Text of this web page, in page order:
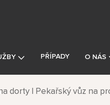
PŘÍPADY O NÁS
dorty | Pekařský vůz na